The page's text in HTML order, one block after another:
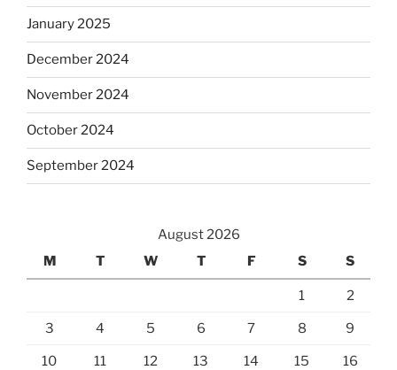
January 2025
December 2024
November 2024
October 2024
September 2024
August 2026
M
T W T F S S
1 2
3 4 5 6 7 8 9
10 11 12 13 14 15 16